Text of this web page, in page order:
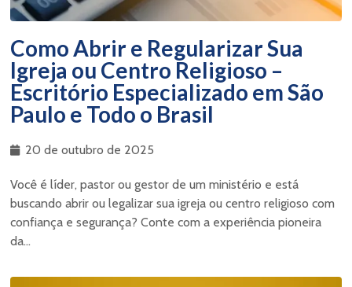
Como Abrir e Regularizar Sua
Igreja ou Centro Religioso –
Escritório Especializado em São
Paulo e Todo o Brasil
20 de outubro de 2025
Você é líder, pastor ou gestor de um ministério e está
buscando abrir ou legalizar sua igreja ou centro religioso com
confiança e segurança? Conte com a experiência pioneira
da...